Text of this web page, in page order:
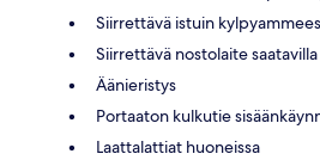
Siirrettävä istuin
Siirrettävä nostolaite saatavilla
Äänieristys
Portaaton kulkutie
Laattalattiat huoneissa